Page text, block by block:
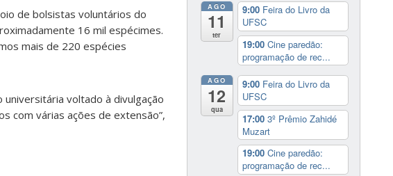
de bolsistas voluntários do
16 mil espécimes.
mais de 220 espécies
voltado à divulgação
com várias ações de extensão”,
AGO
11
ter
9:00 Feira do Livro da
UFSC
19:00 Cine paredão:
programação de rec...
AGO
12
qua
9:00 Feira do Livro da
UFSC
17:00 3º Prêmio Zahidé
Muzart
19:00 Cine paredão:
programação de rec...